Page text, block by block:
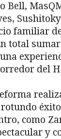
Bell,
familiar
total
del
como
y